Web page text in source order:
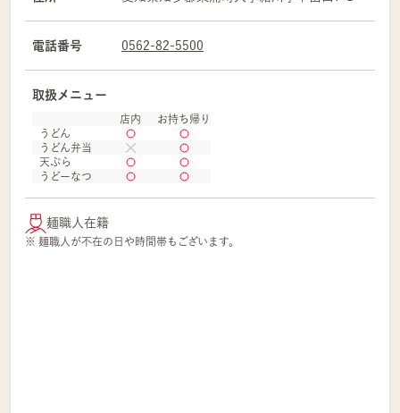
電話番号 0562-82-5500
取扱メニュー
店内
お持ち帰り
うどん
うどん弁当
天ぷら
うどーなつ
麺職人在籍
※ 麺職人が不在の日や時間帯もございます。